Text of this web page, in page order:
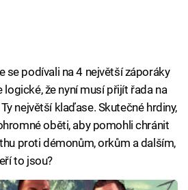
se podívali na 4 největší záporáky
logické, že nyní musí přijít řada na
největší klaďase. Skutečné hrdiny,
oběti, aby pomohli chránit
proti démonům, orkům a dalším,
to jsou?